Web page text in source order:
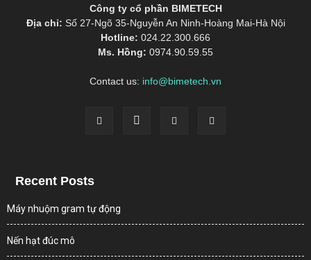
Công ty cổ phần BIMETECH
Địa chỉ: Số 27-Ngõ 35-Nguyễn An Ninh-Hoàng Mai-Hà Nội
Hotline: 024.22.300.666
Ms. Hồng: 0974.90.59.55
Contact us: info@bimetech.vn
Recent Posts
Máy nhuộm gram tự động
Nến hạt đúc mô